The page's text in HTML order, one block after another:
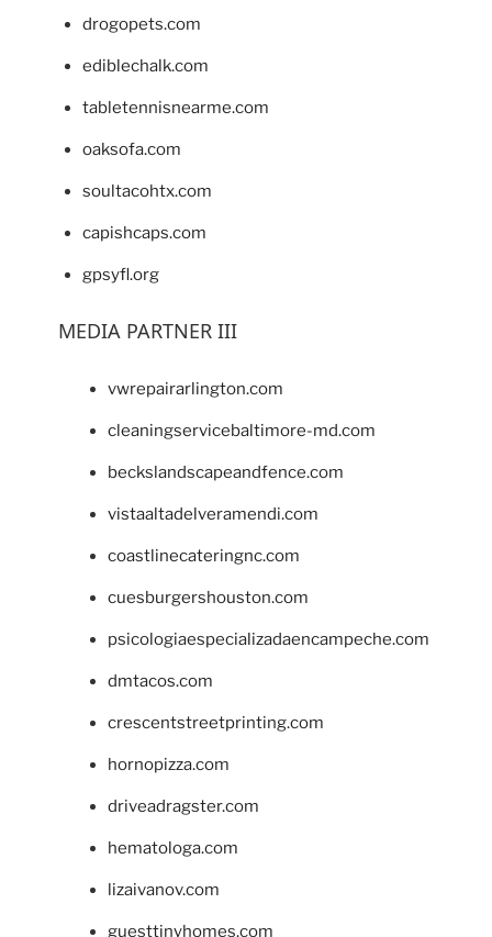
drogopets.com
ediblechalk.com
tabletennisnearme.com
oaksofa.com
soultacohtx.com
capishcaps.com
gpsyfl.org
MEDIA PARTNER III
vwrepairarlington.com
cleaningservicebaltimore-md.com
beckslandscapeandfence.com
vistaaltadelveramendi.com
coastlinecateringnc.com
cuesburgershouston.com
psicologiaespecializadaencampeche.com
dmtacos.com
crescentstreetprinting.com
hornopizza.com
driveadragster.com
hematologa.com
lizaivanov.com
guesttinyhomes.com